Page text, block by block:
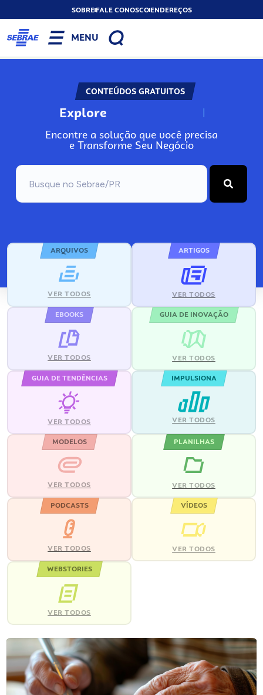
SOBREFALE CONOSCOENDEREÇOS
MENU
CONTEÚDOS GRATUITOS
Explore N
Encontre a solução que você precisa
e Transforme Seu Negócio
ARQUIVOS
VER TODOS
ARTIGOS
VER TODOS
EBOOKS
VER TODOS
GUIA DE INOVAÇÃO
VER TODOS
GUIA DE TENDÊNCIAS
VER TODOS
IMPULSIONA
VER TODOS
MODELOS
VER TODOS
PLANILHAS
VER TODOS
PODCASTS
VER TODOS
VÍDEOS
VER TODOS
WEBSTORIES
VER TODOS